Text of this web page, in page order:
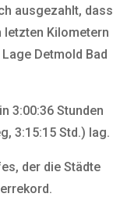
ausgezahlt, dass
Kilometern
Detmold Bad
3:00:36 Stunden
3:15:15 Std.) lag.
der die Städte